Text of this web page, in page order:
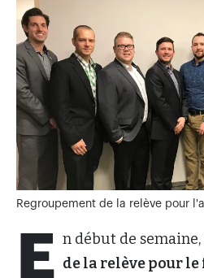
Regroupement de la relève pour
E n début de semaine,
de la relève pour